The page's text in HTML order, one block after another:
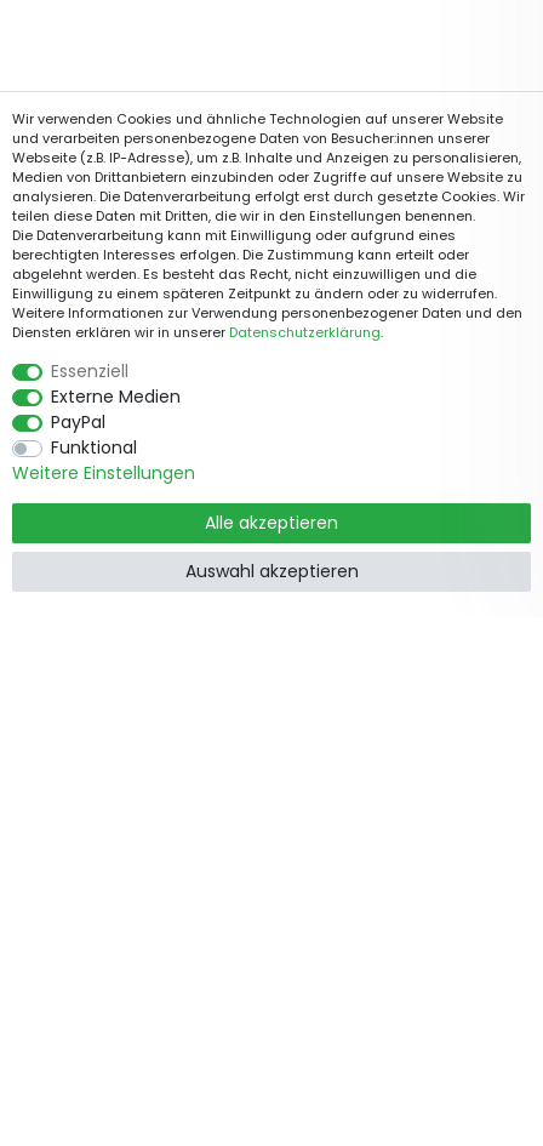
Wir verwenden Cookies und ähnliche Technologien auf unserer Website
und verarbeiten personenbezogene Daten von Besucher:innen unserer
Webseite (z.B. IP-Adresse), um z.B. Inhalte und Anzeigen zu personalisieren,
Medien von Drittanbietern einzubinden oder Zugriffe auf unsere Website zu
analysieren. Die Datenverarbeitung erfolgt erst durch gesetzte Cookies. Wir
teilen diese Daten mit Dritten, die wir in den Einstellungen benennen.
Die Datenverarbeitung kann mit Einwilligung oder aufgrund eines
berechtigten Interesses erfolgen. Die Zustimmung kann erteilt oder
abgelehnt werden. Es besteht das Recht, nicht einzuwilligen und die
Einwilligung zu einem späteren Zeitpunkt zu ändern oder zu widerrufen.
Weitere Informationen zur Verwendung personenbezogener Daten und den
Diensten erklären wir in unserer Daten­schutz­erklärung.
Essenziell
Externe Medien
PayPal
Funktional
Weitere Einstellungen
Alle akzeptieren
Auswahl akzeptieren
Informationen